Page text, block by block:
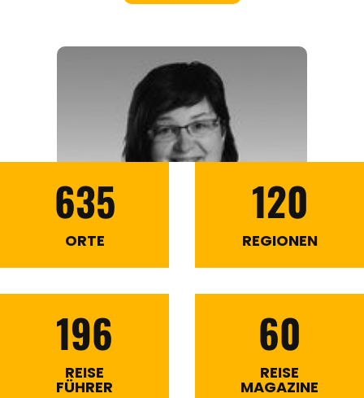
635
ORTE
120
REGIONEN
196
REISE
FÜHRER
60
REISE
MAGAZINE